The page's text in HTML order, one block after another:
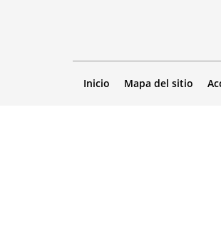
Inicio Mapa del sitio